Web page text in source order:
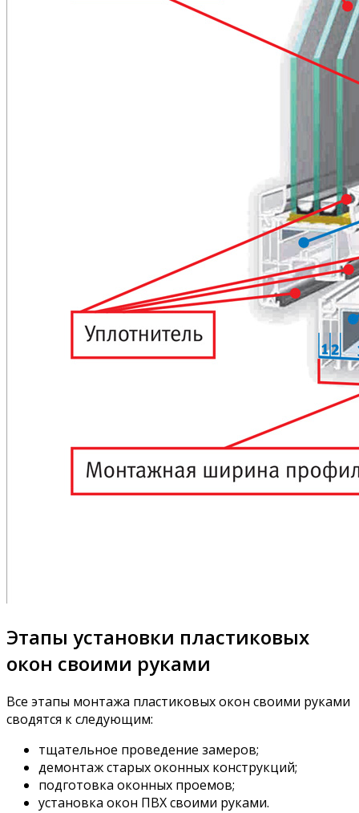
Этапы установки пластиковых
окон своими руками
Все этапы монтажа пластиковых окон своими руками
сводятся к следующим:
тщательное проведение замеров;
демонтаж старых оконных конструкций;
подготовка оконных проемов;
установка окон ПВХ своими руками.